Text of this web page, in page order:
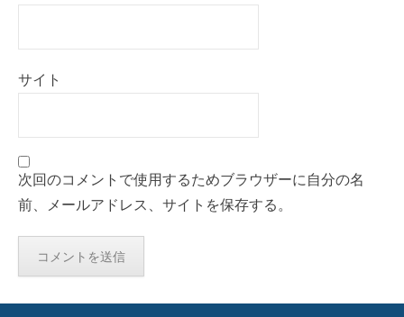
サイト
次回のコメントで使用するためブラウザーに自分の名
前、メールアドレス、サイトを保存する。